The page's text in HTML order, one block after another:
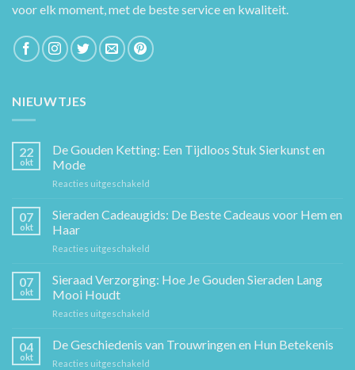
voor elk moment, met de beste service en kwaliteit.
NIEUWTJES
22
okt
De Gouden Ketting: Een Tijdloos Stuk Sierkunst en
Mode
Reacties uitgeschakeld
Gouden
Sierkunst
07
okt
Sieraden Cadeaugids: De Beste Cadeaus voor Hem en
Haar
Reacties uitgeschakeld
Cadeaugids:
De
Hem
07
okt
Sieraad Verzorging: Hoe Je Gouden Sieraden Lang
Mooi Houdt
Reacties uitgeschakeld
Verzorging:
04
okt
De Geschiedenis van Trouwringen en Hun Betekenis
Reacties uitgeschakeld